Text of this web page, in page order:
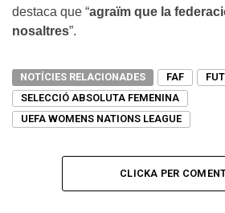
destaca que “agraïm que la
nosaltres”.
NOTÍCIES RELACIONADES FAF
SELECCIÓ ABSOLUTA FEMENINA
UEFA WOMENS NATIONS LEAGUE
CLICKA PER